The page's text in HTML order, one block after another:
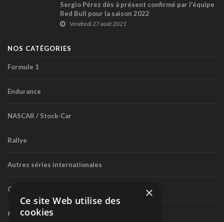
Sergio Pérez dès à présent confirmé par l'équipe
Red Bull pour la saison 2022
Vendredi 27 août 2021
NOS CATÉGORIES
Formule 1
Endurance
NASCAR / Stock-Car
Rallye
Autres séries internationales
Circuit routier canadien
Karting
×
Ce site Web utilise des
cookies